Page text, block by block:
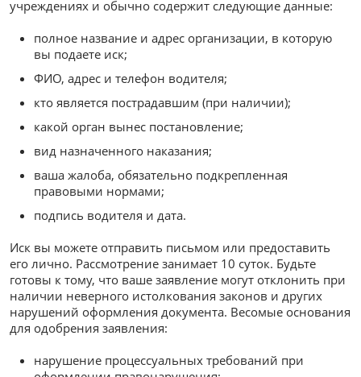
учреждениях и обычно содержит следующие данные:
полное название и адрес организации, в которую
вы подаете иск;
ФИО, адрес и телефон водителя;
кто является пострадавшим (при наличии);
какой орган вынес постановление;
вид назначенного наказания;
ваша жалоба, обязательно подкрепленная
правовыми нормами;
подпись водителя и дата.
Иск вы можете отправить письмом или предоставить
его лично. Рассмотрение занимает 10 суток. Будьте
готовы к тому, что ваше заявление могут отклонить при
наличии неверного истолкования законов и других
нарушений оформления документа. Весомые основания
для одобрения заявления:
нарушение процессуальных требований при